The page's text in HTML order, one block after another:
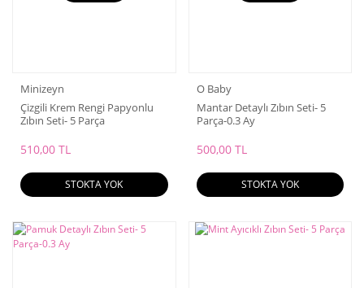
Minizeyn
Çizgili Krem Rengi Papyonlu
Zıbın Seti- 5 Parça
510,00 TL
STOKTA YOK
O Baby
Mantar Detaylı Zıbın Seti- 5
Parça-0.3 Ay
500,00 TL
STOKTA YOK